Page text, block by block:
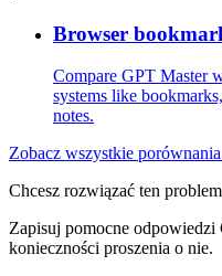
Browser
Compare GPT Master
systems like
notes.
Zobacz wszystkie
Chcesz rozwiązać ten
Zapisuj pomocne
konieczności proszenia o nie.